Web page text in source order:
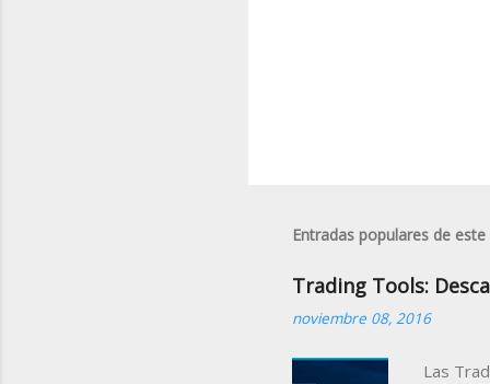
Entradas populares de
Trading Tools:
noviembre 08, 2016
Las